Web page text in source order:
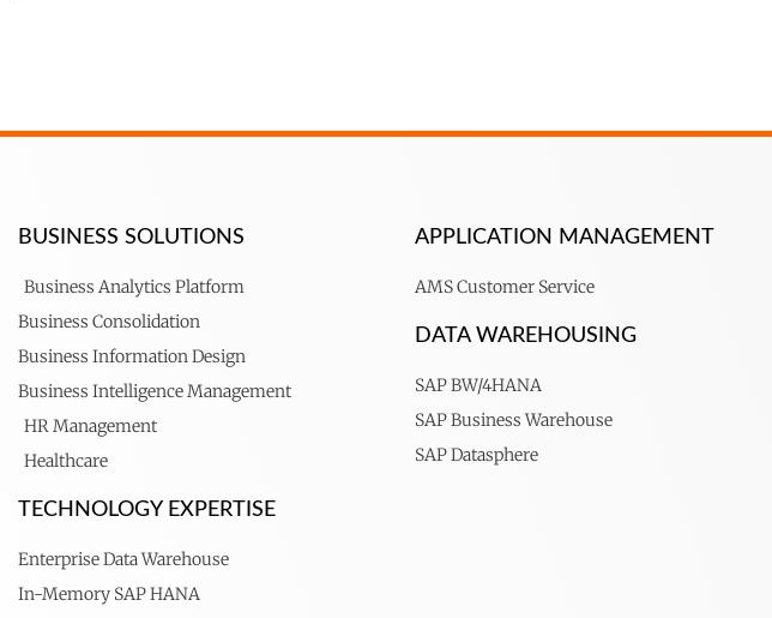
BUSINESS SOLUTIONS
Business Analytics Platform
Business Consolidation
Business Information Design
Business Intelligence Management
HR Management
Healthcare
TECHNOLOGY EXPERTISE
Enterprise Data Warehouse
In-Memory SAP HANA
APPLICATION MANAGEMENT
AMS Customer Service
DATA WAREHOUSING
SAP BW/4HANA
SAP Business Warehouse
SAP Datasphere